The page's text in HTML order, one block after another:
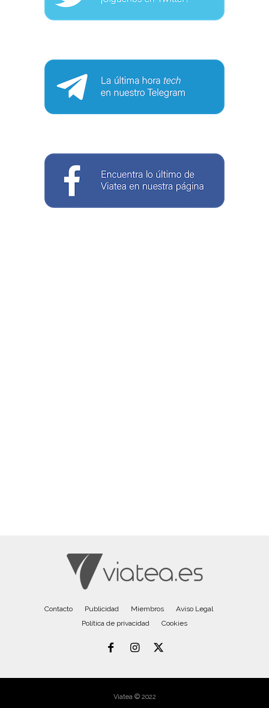
Contacto Publicidad Miembros
Aviso Legal
Política de privacidad
Cookies
Viatea © 2022